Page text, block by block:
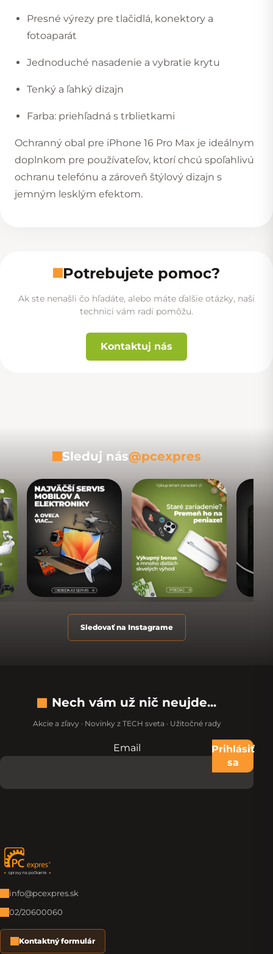
Presné výrezy pre tlačidlá, konektory a
fotoaparát
Jednoduché nasadenie a vybratie krytu
Tenký a ľahký dizajn
Farba: priehľadná s trblietkami
Ochranný obal pre iPhone 16 Pro Max je ideálnym
doplnkom pre používateľov, ktorí chcú spoľahlivú
ochranu telefónu a zároveň štýlový dizajn s
jemným lesklým efektom.
Potrebujete pomoc?
Ak ste nenašli čo hľadáte, alebo máte ďalšie otázky, naši
technici vám radi pomôžu.
Kontaktuj nás
Sleduj nás@pcexpres
Sledovať na Instagrame
Nech vám už nič neujde...
Akcie a zľavy · Novinky z TECH sveta · Užitočné rady
Nevypĺňajte toto pole:
Email
Prihlásiť
sa
Zápätie
info@pcexpres.sk
02/20600060
Kontaktný formulár